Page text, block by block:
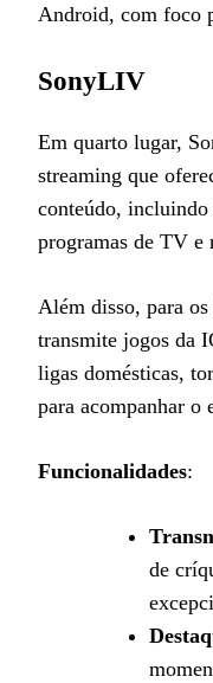
Android, com foco
SonyLIV
Em quarto lugar,
streaming que
conteúdo,
programas de TV e
Além disso, para
transmite jogos da
ligas domésticas,
para acompanhar o
Funcionalidades:
de